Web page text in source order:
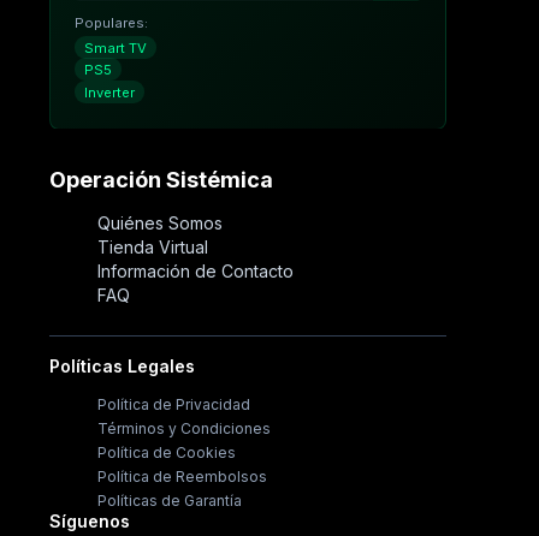
Populares:
Smart TV
PS5
Inverter
Operación Sistémica
Quiénes Somos
Tienda Virtual
Información de Contacto
FAQ
Políticas Legales
Política de Privacidad
Términos y Condiciones
Política de Cookies
Política de Reembolsos
Políticas de Garantía
Síguenos